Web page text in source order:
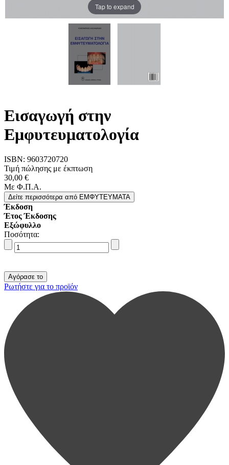
Tap to expand
Εισαγωγή στην
Εμφυτευματολογία
ISBN: 9603720720
Τιμή πώλησης με έκπτωση
30,00 €
Με Φ.Π.Α.
Δείτε περισσότερα από ΕΜΦΥΤΕΥΜΑΤΑ
Έκδοση
Έτος Έκδοσης
Εξώφυλλο
Ποσότητα:
Ρωτήστε για το προϊόν